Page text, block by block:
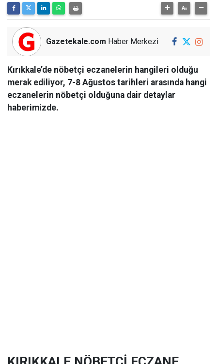
Gazetekale.com Haber Merkezi
Kırıkkale’de nöbetçi eczanelerin hangileri olduğu
merak ediliyor, 7-8 Ağustos tarihleri arasında hangi
eczanelerin nöbetçi olduğuna dair detaylar
haberimizde.